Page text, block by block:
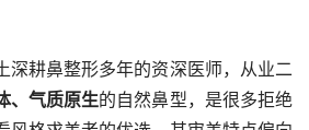
深耕鼻整形多年的资深医师，从业二
、气质原生的自然鼻型，是很多拒绝